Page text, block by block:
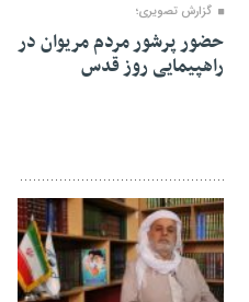
گزارش تصویری؛
حضور پرشور مردم مریوان در
راهپیمایی روز قدس